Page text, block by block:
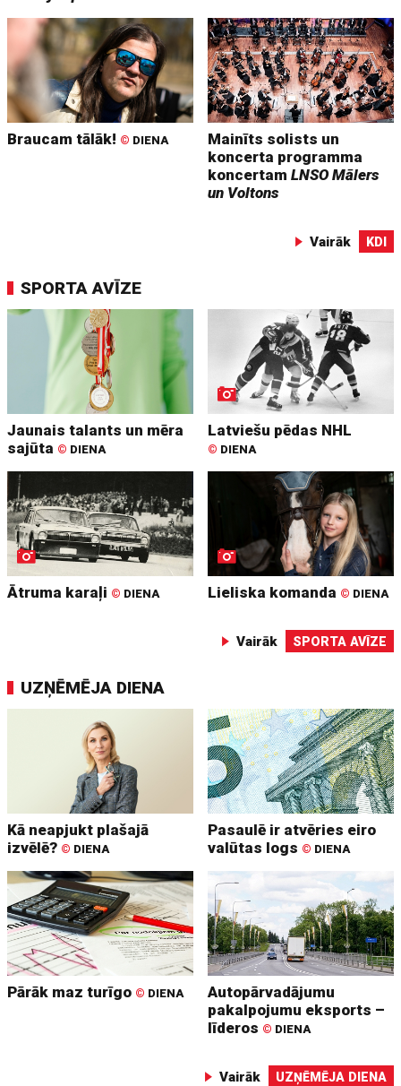
Braucam tālāk! © DIENA
Mainīts solists un
koncerta programma
koncertamLNSO Mālers
un Voltons
Vairāk KDI
SPORTA AVĪZE
Jaunais talants un mēra
sajūta © DIENA
Latviešu pēdas NHL
© DIENA
Ātruma karaļi © DIENA Lieliska komanda © DIENA
Vairāk SPORTA AVĪZE
UZŅĒMĒJA DIENA
Kā neapjukt plašajā
izvēlē? © DIENA
Pasaulē ir atvēries eiro
valūtas logs © DIENA
Pārāk maz turīgo © DIENA
Autopārvadājumu
pakalpojumu eksports –
līderos © DIENA
Vairāk UZŅĒMĒJA DIENA